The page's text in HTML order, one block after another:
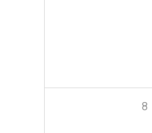
8